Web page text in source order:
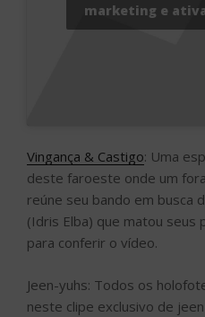
marketing e
Vingança & Castigo: Uma
deste faroeste onde um
reúne seu bando em busca
(Idris Elba) que matou seus
para conferir o vídeo.
Jeen-yuhs: Todos os
neste clipe exclusivo de